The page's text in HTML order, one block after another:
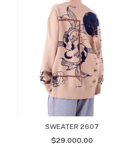
SWEATER 2607
$29.000,00